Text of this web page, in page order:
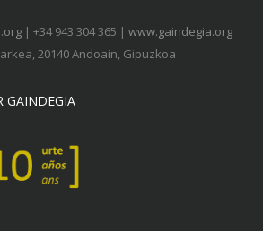
| +34 943 304 365 | www.gaindegia.org
20140 Andoain, Gipuzkoa
GAINDEGIA